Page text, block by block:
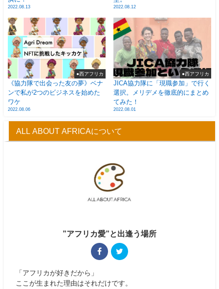
2022.08.13 2022.08.12
●西アフリカ
《協力隊で出会った友の夢》ベナ
ンで私が2つのビジネスを始めた
ワケ
2022.08.06
●西アフリカ
JICA協力隊に「現職参加」で行く
選択。メリデメを徹底的にまとめ
てみた！
2022.08.01
ALL ABOUT AFRICAについて
”アフリカ愛”と出逢う場所
「アフリカが好きだから」
ここが生まれた理由はそれだけです。